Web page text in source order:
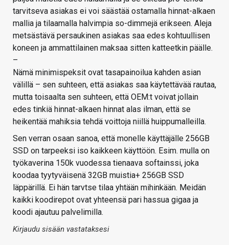
tarvitseva asiakas ei voi säästää ostamalla hinnat-alkaen
mallia ja tilaamalla halvimpia so-dimmejä erikseen. Aleja
metsästävä persaukinen asiakas saa edes kohtuullisen
koneen ja ammattilainen maksaa sitten katteetkin päälle.
–
Nämä minimispeksit ovat tasapainoilua kahden asian
välillä – sen suhteen, että asiakas saa käytettävää rautaa,
mutta toisaalta sen suhteen, että OEM:t voivat jollain
edes tinkiä hinnat-alkaen hinnat alas ilman, että se
heikentää mahiksia tehdä voittoja niillä huippumalleilla.
Sen verran osaan sanoa, että monelle käyttäjälle 256GB
SSD on tarpeeksi iso kaikkeen käyttöön. Esim. mulla on
työkaverina 150k vuodessa tienaava softainssi, joka
koodaa tyytyväisenä 32GB muistia+ 256GB SSD
läppärillä. Ei hän tarvtse tilaa yhtään mihinkään. Meidän
kaikki koodirepot ovat yhteensä pari hassua gigaa ja
koodi ajautuu palvelimilla.
Kirjaudu sisään vastataksesi